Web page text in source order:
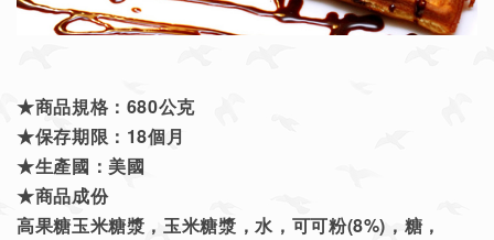
★商品規格 ： 680公克
★保存期限 ： 18個月
★生產國： 美國
★商品成份
高果糖玉米糖漿，玉米糖漿，水，可可粉(8%)，糖，